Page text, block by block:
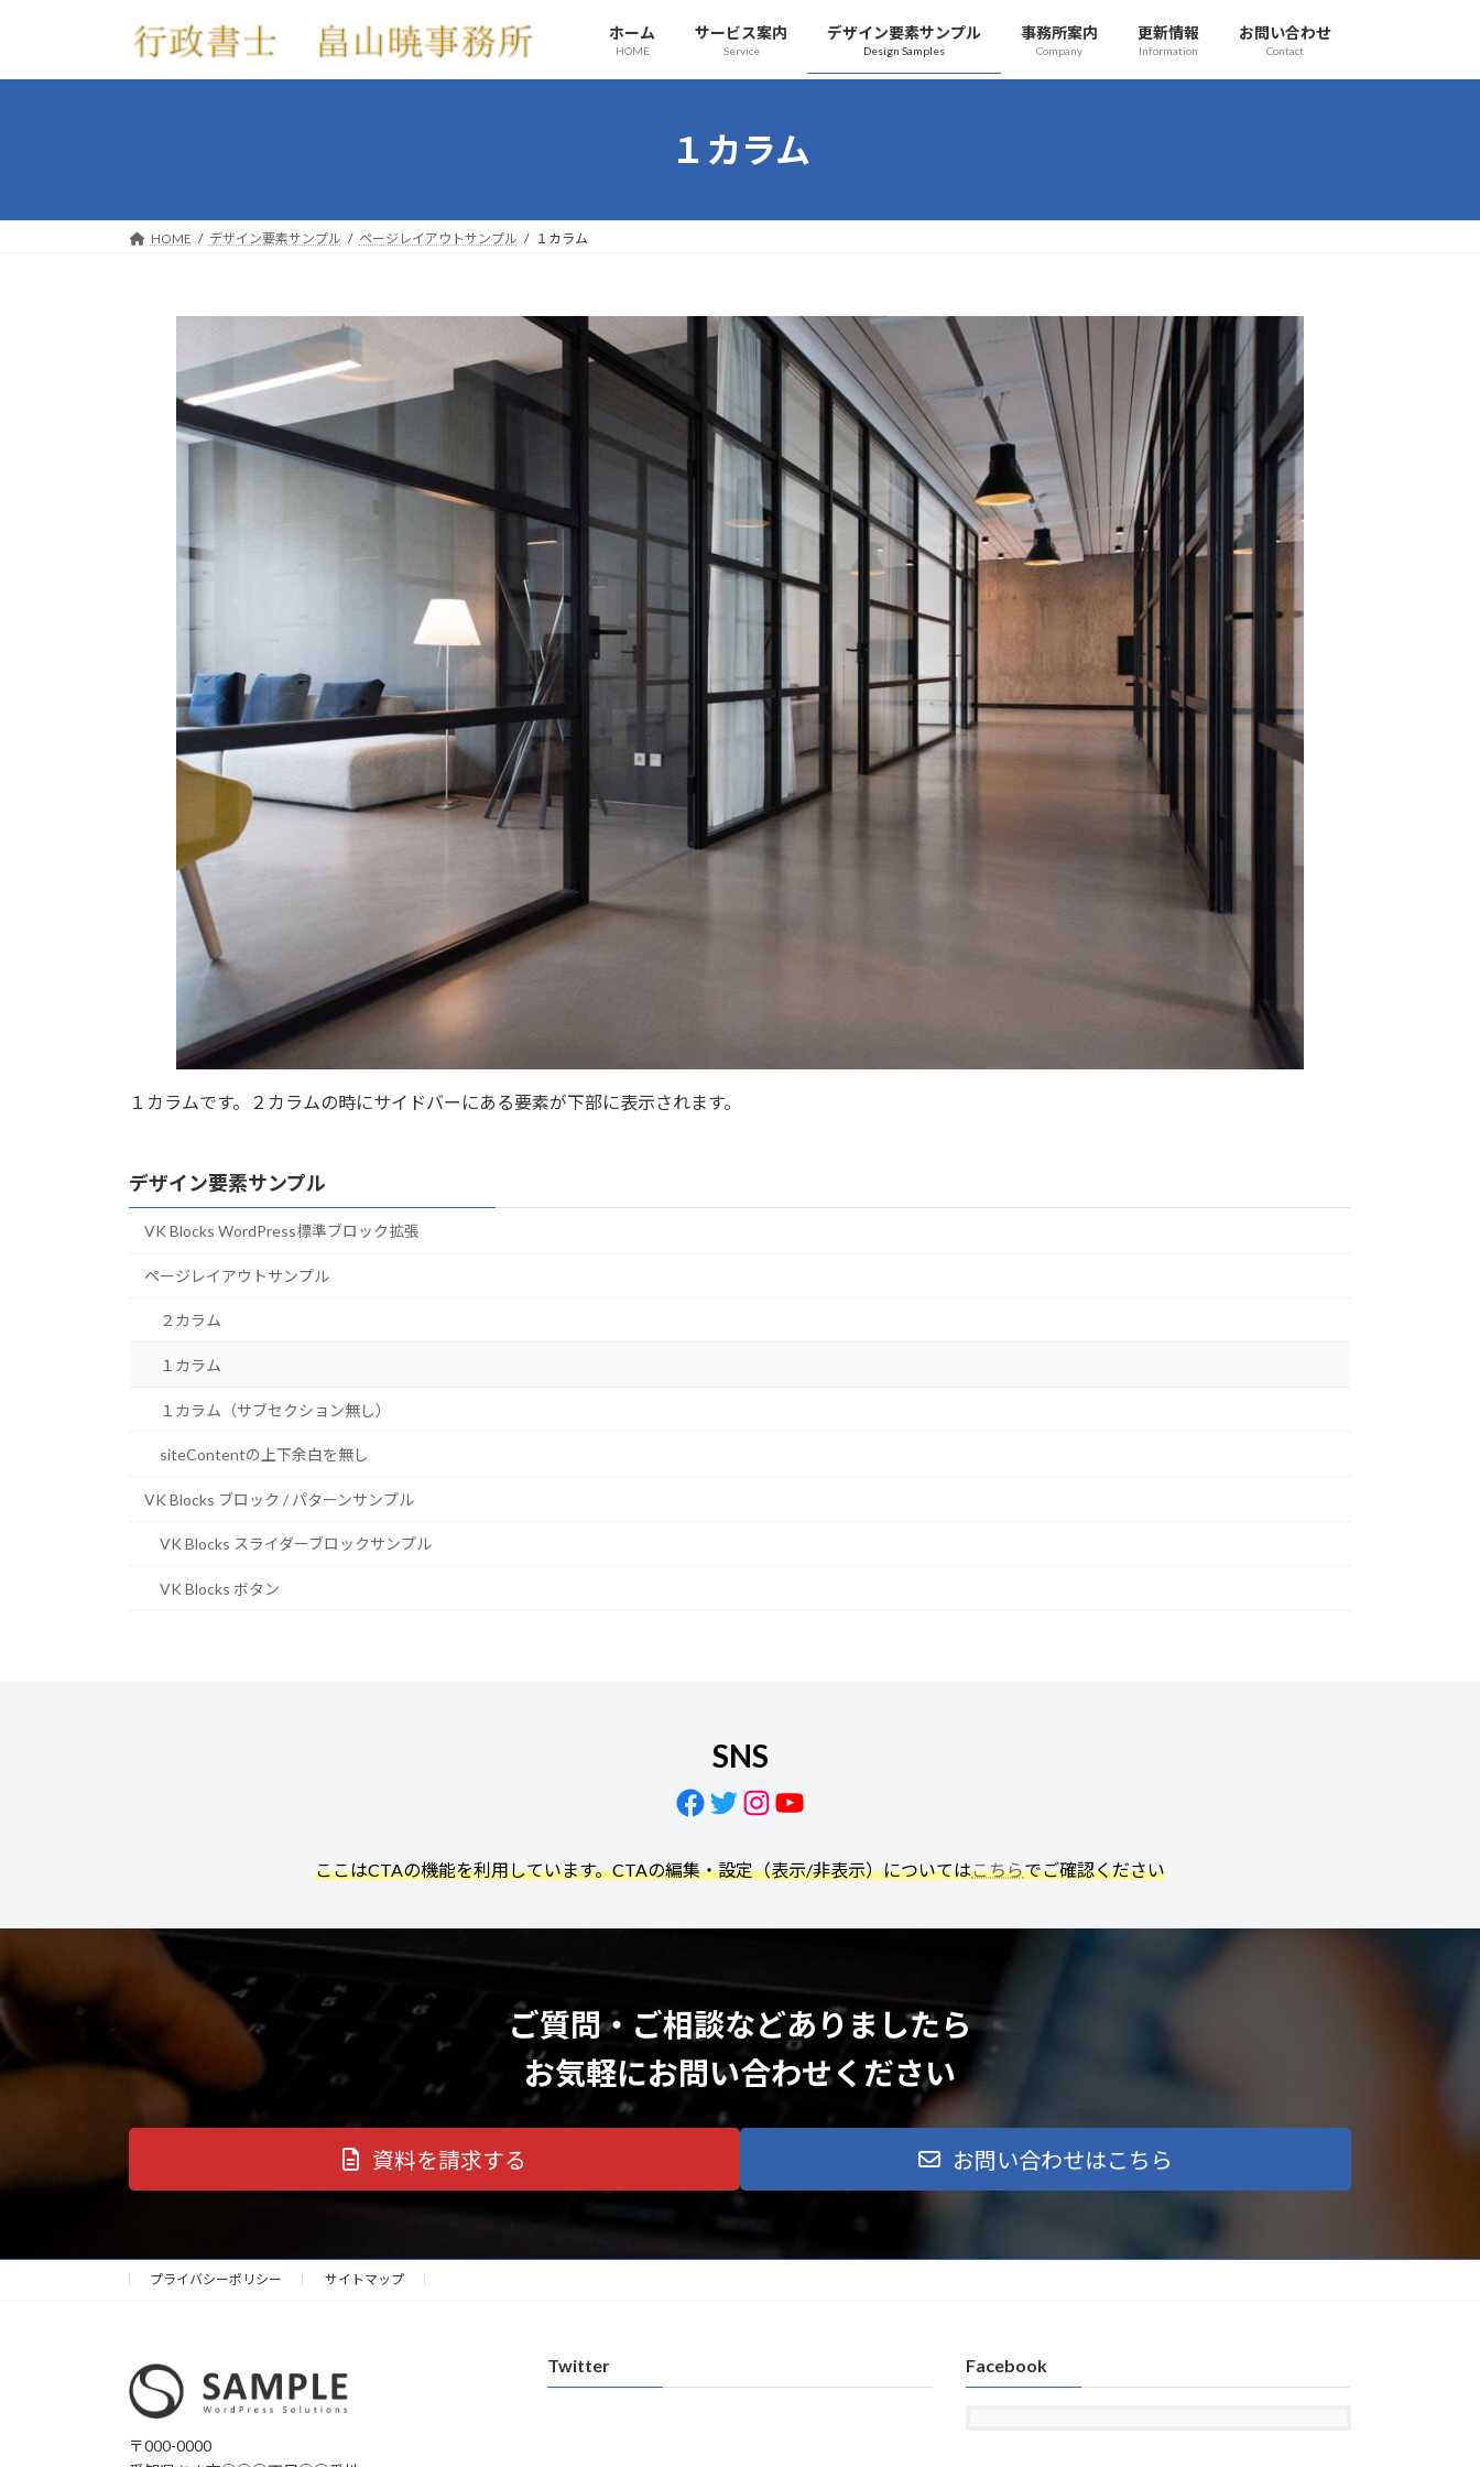
ッ
移
ホーム
HOME
サービス案内
Service
デザイン要素サンプル
Design Samples
事務所案内
Company
更新情報
Information
お問い合わせ
Contact
１カラム
HOME デザイン要素サンプル ページレイアウトサンプル １カラム
１カラムです。２カラムの時にサイドバーにある要素が下部に表示されます。
デザイン要素サンプル
VK Blocks WordPress標準ブロック拡張
ページレイアウトサンプル
２カラム
１カラム
１カラム（サブセクション無し）
siteContentの上下余白を無し
VK Blocks ブロック / パターンサンプル
VK Blocks スライダーブロックサンプル
VK Blocks ボタン
SNS
Facebook
Twitter
Instagram
YouTube
ここはCTAの機能を利用しています。CTAの編集・設定（表示/非表示）についてはこちらでご確認ください
ご質問・ご相談などありましたら
お気軽にお問い合わせください
資料を請求する お問い合わせはこちら
プライバシーポリシー サイトマップ
〒000-0000
Twitter Facebook